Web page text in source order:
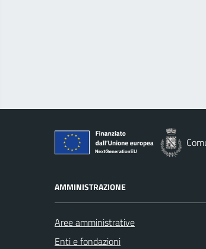
AMMINISTRAZIONE
Aree amministrative
Enti e fondazioni